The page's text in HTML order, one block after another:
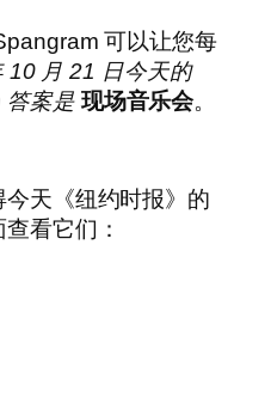
可以让您每
10 月 21 日今天的
答案是 现场音乐会。
天《纽约时报》的
看它们：